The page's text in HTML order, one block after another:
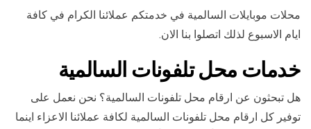
محلات موبايلات السالمية في خدمتكم عملائنا الكرام في كافة
ايام الاسبوع لذلك اتصلوا بنا الان.
خدمات محل تلفونات السالمية
هل تبحثون عن ارقام محل تلفونات السالمية؟ نحن نعمل على
توفير كل ارقام محل تلفونات السالمية لكافة عملائنا الاعزاء اينما